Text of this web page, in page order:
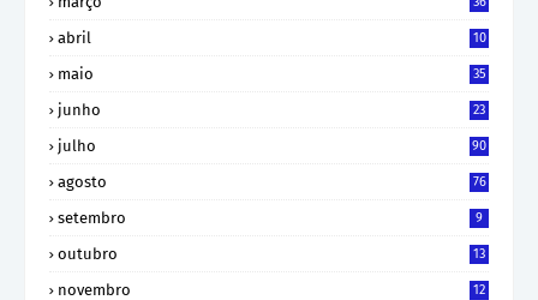
abril 10
maio 35
junho 23
julho 90
agosto 76
setembro 9
outubro 13
novembro 12